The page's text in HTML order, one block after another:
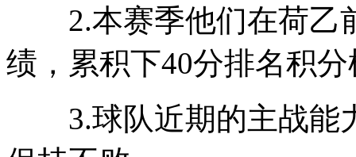
2.本赛季他们在荷乙
绩，累积下40分排名积
3.球队近期的主战能